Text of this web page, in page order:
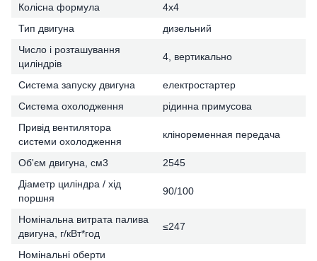
Колісна формула
4х4
Тип двигуна
дизельний
Число і розташування
циліндрів
4, вертикально
Система запуску двигуна
електростартер
Система охолодження
рідинна примусова
Привід вентилятора
системи охолодження
кліноременная передача
Об'єм двигуна, см3
2545
Діаметр циліндра / хід
поршня
90/100
Номінальна витрата палива
двигуна, г/кВт*год
≤247
Номінальні оберти